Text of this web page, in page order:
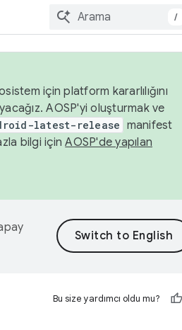
/
için platform kararlılığını
AOSP'yi oluşturmak ve
latest-release manifest
bilgi içinAOSP'de yapılan
Bu size yardımcı oldu mu?